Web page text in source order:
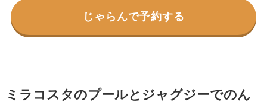
じゃらんで予約する
ミラコスタのプールとジャグジーでのん